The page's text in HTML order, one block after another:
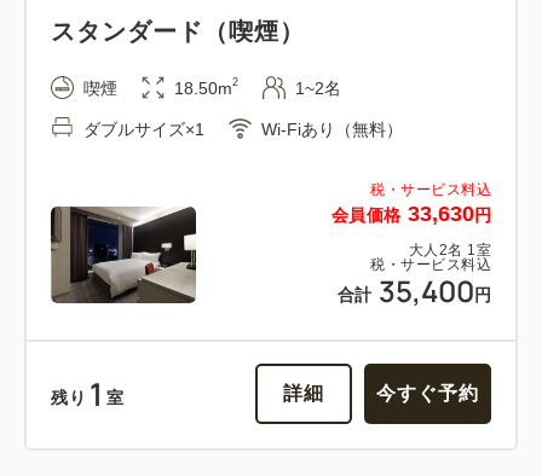
税・サービス料込
会員価格 33,630円
大人 2名 1 室
税・サービス料込
合計 35,400円
スタンダード（喫煙）
喫煙 18.50m2 1~2名
ダブルサイズ×1 Wi-Fiあり（無料）
残り 1 室 詳細 今すぐ予約